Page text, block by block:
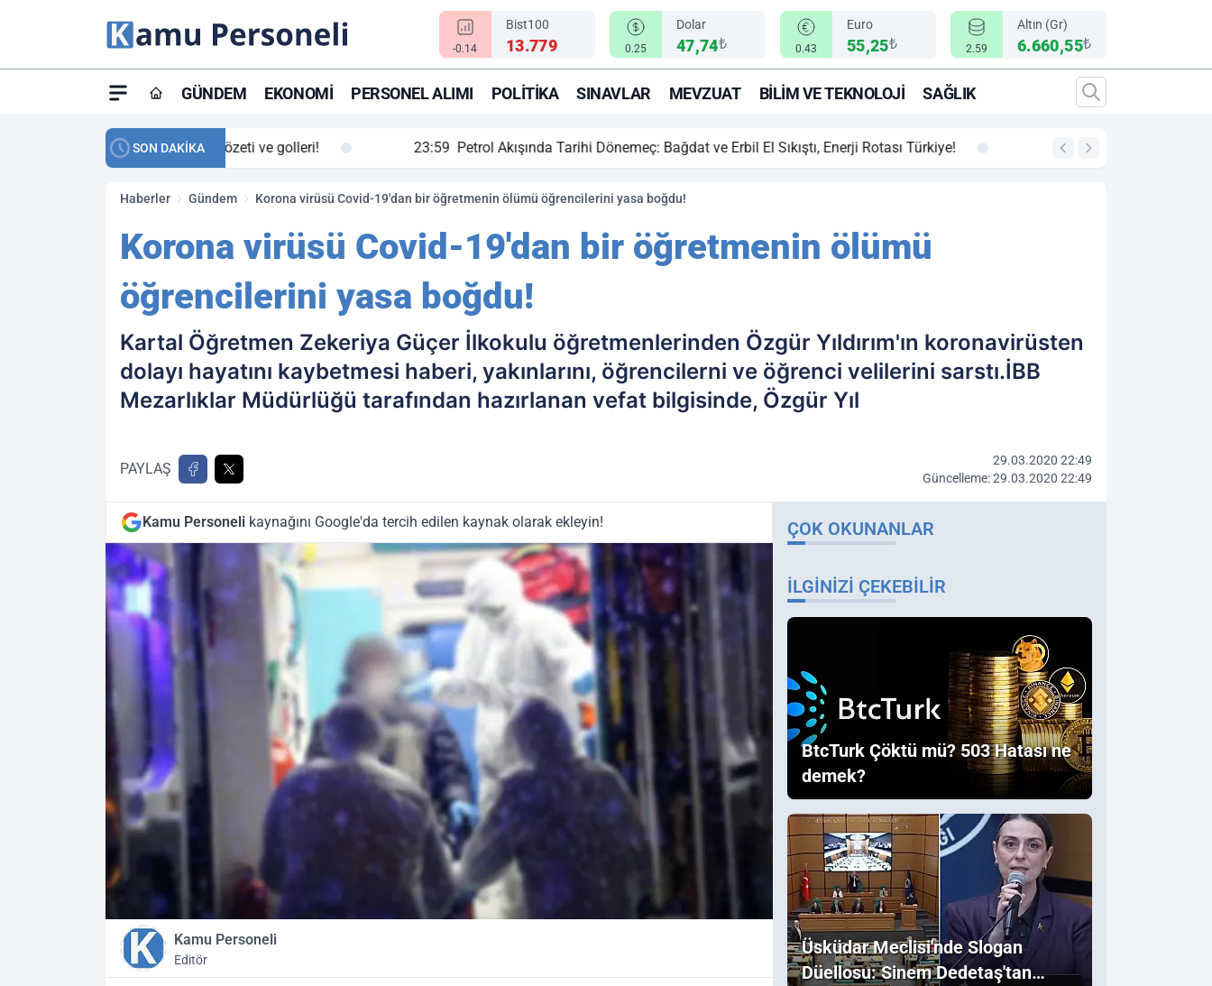
-0.14
Bist100
13.779 0.25
Dolar
47,74₺ 0.43
Euro
55,25₺ 2.59
Altın (Gr)
6.660,55₺
GÜNDEM EKONOMI PERSONEL ALIMI POLITIKA SINAVLAR MEVZUAT BILIM VE TEKNOLOJI SAĞLIK
SON DAKİKA
maç özeti ve golleri! 23:59 Petrol Akışında Tarihi Dönemeç: Bağdat ve Erbil El Sıkıştı, Enerji Rotası Türkiye! 00:12
Haberler Gündem Korona virüsü Covid-19'dan bir öğretmenin ölümü öğrencilerini yasa boğdu!
Korona virüsü Covid-19'dan bir öğretmenin ölümü
öğrencilerini yasa boğdu!
Kartal Öğretmen Zekeriya Güçer İlkokulu öğretmenlerinden Özgür Yıldırım'ın koronavirüsten
dolayı hayatını kaybetmesi haberi, yakınlarını, öğrencilerni ve öğrenci velilerini sarstı.İBB
Mezarlıklar Müdürlüğü tarafından hazırlanan vefat bilgisinde, Özgür Yıl
PAYLAŞ
29.03.2020 22:49
Güncelleme: 29.03.2020 22:49
Kamu Personeli kaynağını Google'da tercih edilen kaynak olarak ekleyin!
Kamu Personeli
Editör
ÇOK OKUNANLAR
İLGINIZI ÇEKEBILIR
BtcTurk Çöktü mü? 503 Hatası ne
demek?
Üsküdar Meclisi'nde Slogan
Düellosu: Sinem Dedetaş'tan